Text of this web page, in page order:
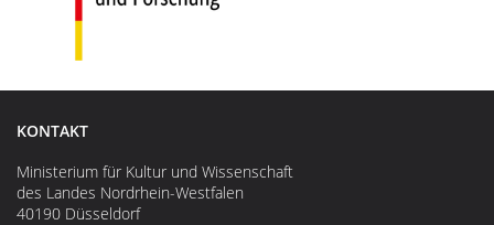
KONTAKT
Ministerium für Kultur und Wissenschaft
des Landes Nordrhein-Westfalen
40190 Düsseldorf